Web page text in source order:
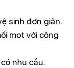
sinh đơn giản.
mọt với công
nhu cầu.